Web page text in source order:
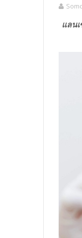
แลน